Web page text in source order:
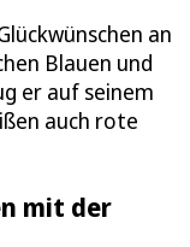
an
Blauen und
er auf seinem
auch rote
mit der